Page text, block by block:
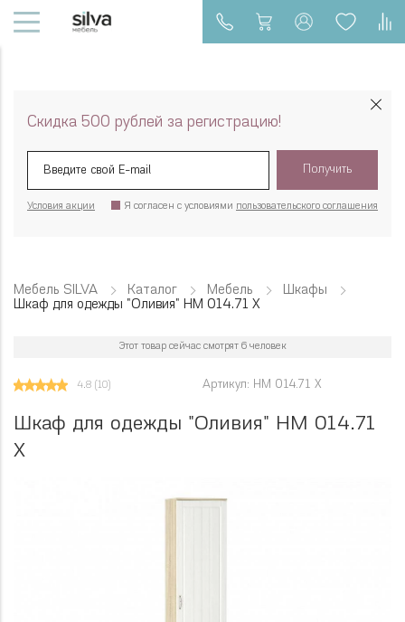
Скидка 500 рублей за регистрацию!
Получить
Я согласен с условиями пользовательского соглашения
Условия акции
Мебель SILVA Каталог Мебель
Шкафы
Шкаф для одежды "Оливия" НМ 014.71 Х
Артикул: НМ 014.71 Х
4.8 (10)
Этот товар сейчас смотрят 6 человек
Шкаф для одежды "Оливия" НМ 014.71
Х